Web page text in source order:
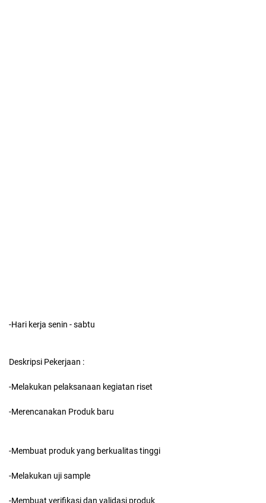
-Hari kerja senin - sabtu
Deskripsi Pekerjaan :
-Melakukan pelaksanaan kegiatan riset
-Merencanakan Produk baru
-Membuat produk yang berkualitas tinggi
-Melakukan uji sample
-Membuat verifikasi dan validasi produk